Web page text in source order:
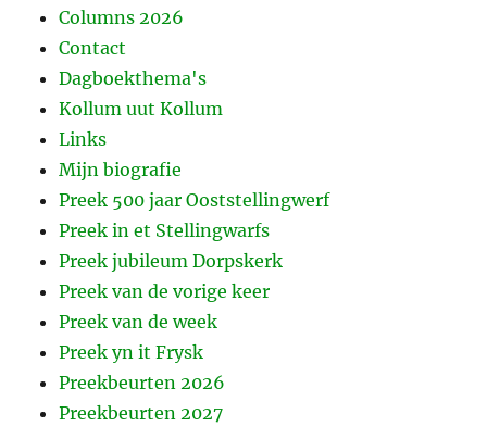
Columns 2026
Contact
Dagboekthema's
Kollum uut Kollum
Links
Mijn biografie
Preek 500 jaar Ooststellingwerf
Preek in et Stellingwarfs
Preek jubileum Dorpskerk
Preek van de vorige keer
Preek van de week
Preek yn it Frysk
Preekbeurten 2026
Preekbeurten 2027